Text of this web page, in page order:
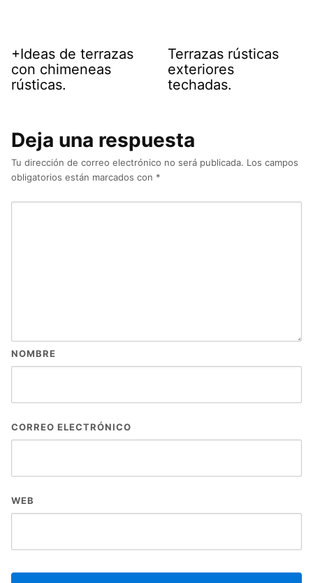
+Ideas de terrazas
con chimeneas
rústicas.
Terrazas rústicas
exteriores
techadas.
Deja una respuesta
Tu dirección de correo electrónico no será publicada. Los campos
obligatorios están marcados con *
NOMBRE
CORREO ELECTRÓNICO
WEB